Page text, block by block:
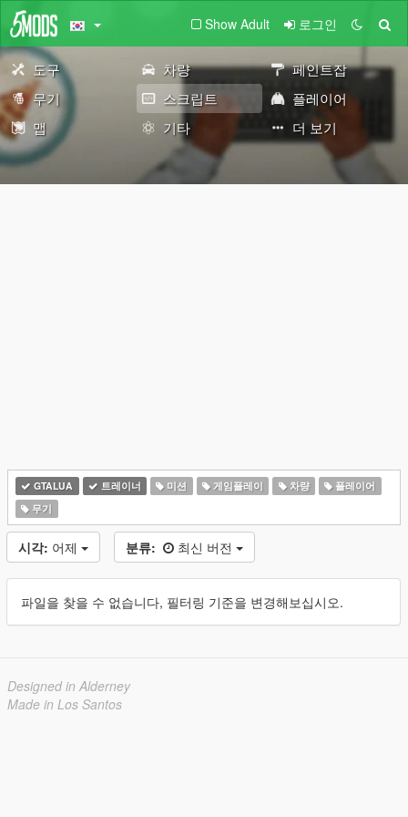
Show Adult 로그인
도구 차량
페인트잡
무기
스크립트
플레이어
맵
기타 더 보기
GTALUA 트레이너 미션 게임플레이 차량
플레이어
무기
시각: 어제 분류: 최신 버전
파일을 찾을 수 없습니다, 필터링 기준을 변경해보십시오.
Designed in Alderney
Made in Los Santos